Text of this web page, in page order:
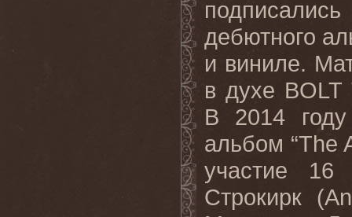
дебютного
и виниле.
в духе BOLT
В 2014
альбом “The
участие 16
Строкирк